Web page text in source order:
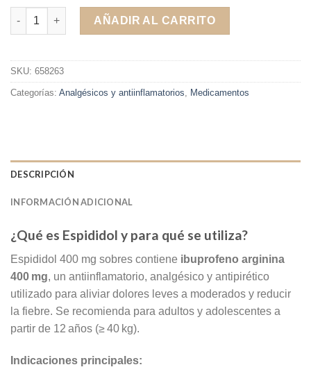
Espididol 400 mg 20 sobres de granulado para solución oral
AÑADIR AL CARRITO
SKU: 658263
Categorías: Analgésicos y antiinflamatorios Medicamentos
DESCRIPCIÓN
INFORMACIÓN ADICIONAL
¿Qué es Espididol y para qué se utiliza?
Espididol 400 mg sobres contiene ibuprofeno arginina
400 mg, un antiinflamatorio, analgésico y antipirético
utilizado para aliviar dolores leves a moderados y reducir
la fiebre. Se recomienda para adultos y adolescentes a
partir de 12 años (≥ 40 kg).
Indicaciones principales: